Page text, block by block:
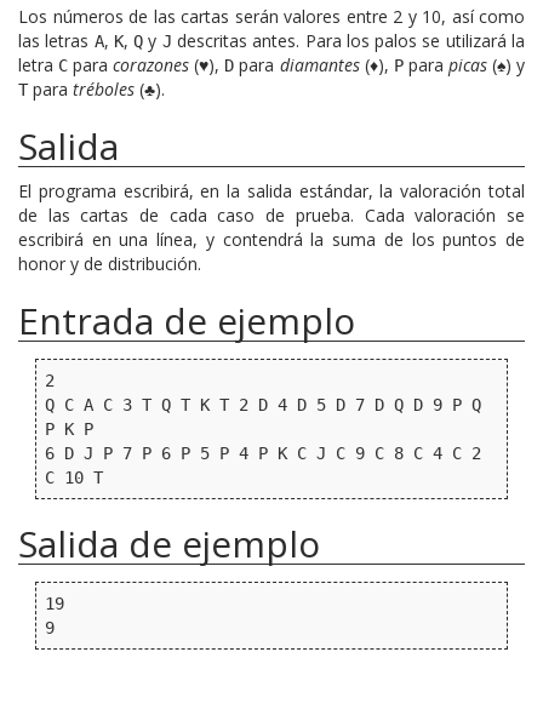
Los números de las cartas serán valores entre 2 y 10, así como
las letras A, K,Q y J descritas antes. Para los palos se utilizará la
letra C paracorazones (♥), D para diamantes(♦), Ppara picas(♠) y
T para tréboles (♣).
Salida
El programa escribirá, en la salida estándar, la valoración total
de las cartas de cada caso de prueba. Cada valoración se
escribirá en una línea, y contendrá la suma de los puntos de
honor y de distribución.
Entrada de ejemplo
2
Q C A C 3 T Q T K T 2 D 4 D 5 D 7 D Q D 9 P Q
P K P
6 D J P 7 P 6 P 5 P 4 P K C J C 9 C 8 C 4 C 2
Salida de ejemplo
19